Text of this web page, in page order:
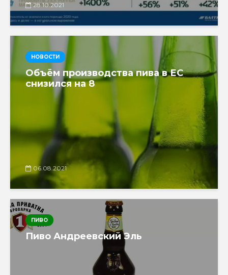
28.10.2021
НОВОСТИ
Объём производства пива в ЕС
снизился на 8
06.08.2021
ПИВО
Пиво Андреевский Эль